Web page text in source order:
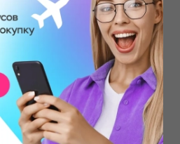
ссылки на другие
за
политику безопасности
о
только к
непосредственно на